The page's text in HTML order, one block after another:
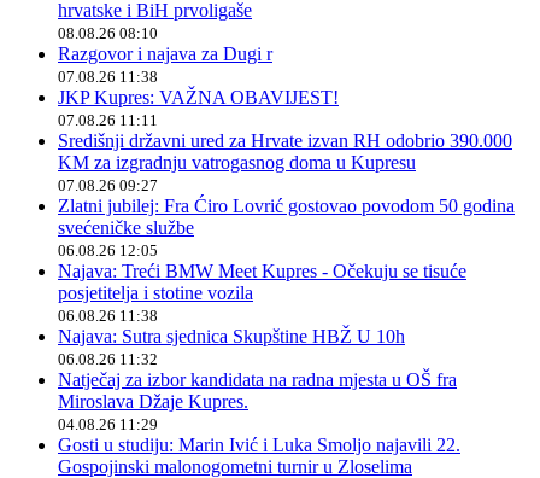
hrvatske i BiH prvoligaše
08.08.26 08:10
Razgovor i najava za Dugi r
07.08.26 11:38
JKP Kupres: VAŽNA OBAVIJEST!
07.08.26 11:11
Središnji državni ured za Hrvate izvan RH odobrio 390.000
KM za izgradnju vatrogasnog doma u Kupresu
07.08.26 09:27
Zlatni jubilej: Fra Ćiro Lovrić gostovao povodom 50 godina
svećeničke službe
06.08.26 12:05
Najava: Treći BMW Meet Kupres - Očekuju se tisuće
posjetitelja i stotine vozila
06.08.26 11:38
Najava: Sutra sjednica Skupštine HBŽ U 10h
06.08.26 11:32
Natječaj za izbor kandidata na radna mjesta u OŠ fra
Miroslava Džaje Kupres.
04.08.26 11:29
Gosti u studiju: Marin Ivić i Luka Smoljo najavili 22.
Gospojinski malonogometni turnir u Zloselima